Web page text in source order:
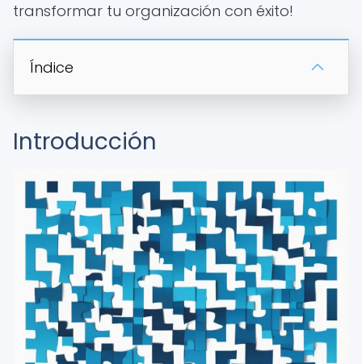
transformar tu organización con éxito!
Índice
Introducción